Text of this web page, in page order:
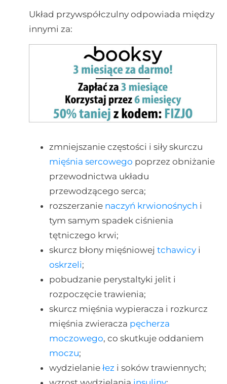
Układ przywspółczulny odpowiada między
innymi za:
zmniejszanie częstości i siły skurczu
mięśnia sercowego poprzez obniżanie
przewodnictwa układu
przewodzącego serca;
rozszerzanie naczyń krwionośnych i
tym samym spadek ciśnienia
tętniczego krwi;
skurcz błony mięśniowej tchawicyi
oskrzeli;
pobudzanie perystaltyki jelit i
rozpoczęcie trawienia;
skurcz mięśnia wypieracza i rozkurcz
mięśnia zwieracza pęcherza
moczowego, co skutkuje oddaniem
moczu;
wydzielanie łez i soków trawiennych;